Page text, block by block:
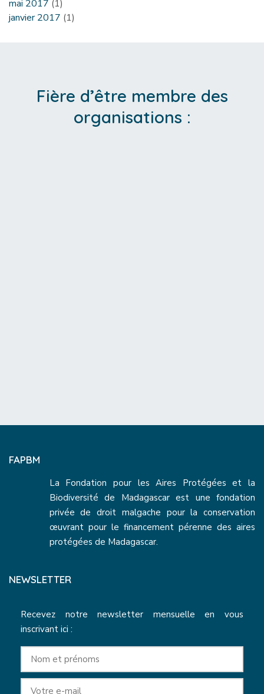
mai 2017 (1)
janvier 2017 (1)
Fière d’être membre des
organisations :
FAPBM
La Fondation pour les Aires Protégées et la
Biodiversité de Madagascar est une fondation
privée de droit malgache pour la conservation
œuvrant pour le financement pérenne des aires
protégées de Madagascar.
NEWSLETTER
Recevez notre newsletter mensuelle en vous
inscrivant ici :